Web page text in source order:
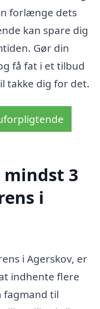
forlænge dets
kan spare dig
Gør din
få fat i et tilbud
takke dig for det.
3
i
i Agerskov, er
indhente flere
til